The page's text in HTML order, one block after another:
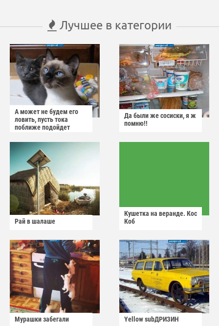
Лучшее в категории
А может не будем его
ловить, пусть тока
поближе подойдет
Да были же сосиски, я ж
помню!!
Рай в шалаше
Кушетка на веранде. Кос
Коб
Мурашки забегали Yellow subДРИЗИН